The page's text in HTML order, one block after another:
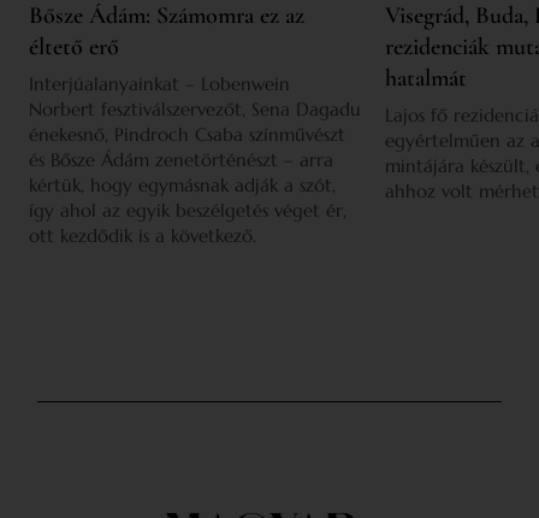
Bősze Ádám: Számomra ez az
éltető erő
Interjúalanyainkat – Lobenwein
Norbert fesztiválszervezőt, Sena Dagadu
énekesnő, Pindroch Csaba színművészt
és Bősze Ádám zenetörténészt – arra
kértük, hogy egymásnak adják a szót,
így ahol az egyik beszélgetés véget ér,
ott kezdődik is a következő.
Visegrád,
rezidenciák
hatalmát
Lajos fő
egyértelműen az
mintájára készült,
ahhoz volt